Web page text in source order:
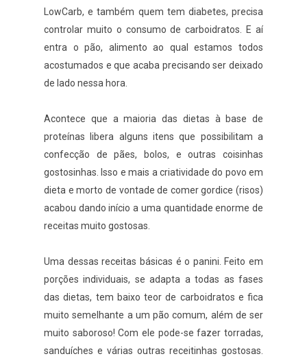
LowCarb, e também quem tem diabetes, precisa
controlar muito o consumo de carboidratos. E aí
entra o pão, alimento ao qual estamos todos
acostumados e que acaba precisando ser deixado
de lado nessa hora.
Acontece que a maioria das dietas à base de
proteínas libera alguns itens que possibilitam a
confecção de pães, bolos, e outras coisinhas
gostosinhas. Isso e mais a criatividade do povo em
dieta e morto de vontade de comer gordice (risos)
acabou dando início a uma quantidade enorme de
receitas muito gostosas.
Uma dessas receitas básicas é o panini. Feito em
porções individuais, se adapta a todas as fases
das dietas, tem baixo teor de carboidratos e fica
muito semelhante a um pão comum, além de ser
muito saboroso! Com ele pode-se fazer torradas,
sanduíches e várias outras receitinhas gostosas.